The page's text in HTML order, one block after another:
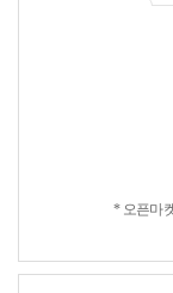
* 오픈마